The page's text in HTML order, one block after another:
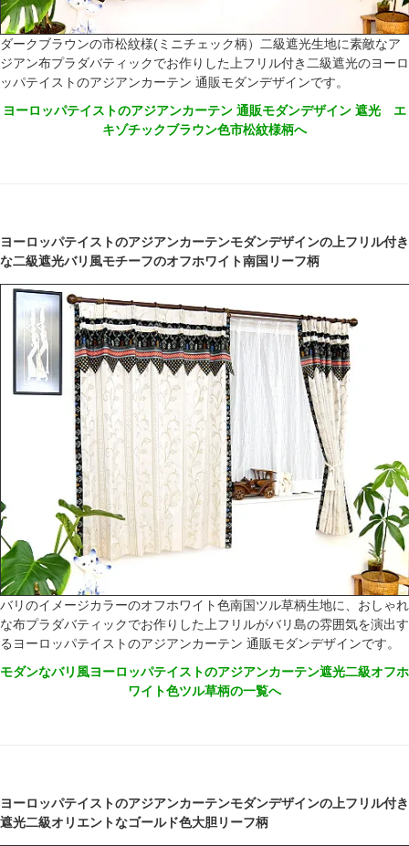
ダークブラウンの市松紋様(ミニチェック柄）二級遮光生地に素敵なア
ジアン布プラダバティックでお作りした上フリル付き二級遮光のヨーロ
ッパテイストのアジアンカーテン 通販モダンデザインです。
ヨーロッパテイストのアジアンカーテン 通販モダンデザイン 遮光 エ
キゾチックブラウン色市松紋様柄へ
ヨーロッパテイストのアジアンカーテンモダンデザインの上フリル付き
な二級遮光バリ風モチーフのオフホワイト南国リーフ柄
バリのイメージカラーのオフホワイト色南国ツル草柄生地に、おしゃれ
な布プラダバティックでお作りした上フリルがバリ島の雰囲気を演出す
るヨーロッパテイストのアジアンカーテン 通販モダンデザインです。
モダンなバリ風ヨーロッパテイストのアジアンカーテン遮光二級オフホ
ワイト色ツル草柄の一覧へ
ヨーロッパテイストのアジアンカーテンモダンデザインの上フリル付き
遮光二級オリエントなゴールド色大胆リーフ柄